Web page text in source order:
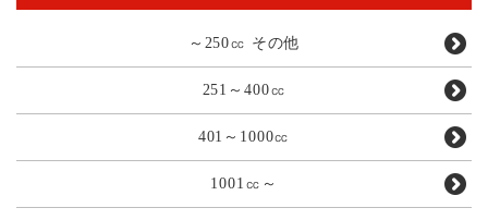
～250㏄ その他
251～400㏄
401～1000㏄
1001㏄～